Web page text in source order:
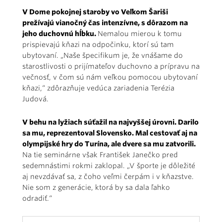
V Dome pokojnej staroby vo Veľkom Šariši
prežívajú vianočný čas intenzívne, s dôrazom na
jeho duchovnú hĺbku. Nemalou mierou k tomu
prispievajú kňazi na odpočinku, ktorí sú tam
ubytovaní. „Naše špecifikum je, že vnášame do
starostlivosti o prijímateľov duchovno a prípravu na
večnosť, v čom sú nám veľkou pomocou ubytovaní
kňazi,“ zdôrazňuje vedúca zariadenia Terézia
Judová.
V behu na lyžiach súťažil na najvyššej úrovni. Darilo
sa mu, reprezentoval Slovensko. Mal cestovať aj na
olympijské hry do Turína, ale dvere sa mu zatvorili.
Na tie seminárne však František Janečko pred
sedemnástimi rokmi zaklopal. „V športe je dôležité
aj nevzdávať sa, z čoho veľmi čerpám i v kňazstve.
Nie som z generácie, ktorá by sa dala ľahko
odradiť.“